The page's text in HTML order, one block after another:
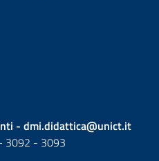
- dmi.didattica@unict.it
3092 - 3093